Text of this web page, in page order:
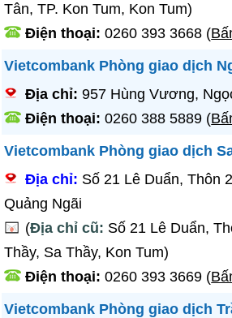
Tân, TP. Kon Tum, Kon Tum)
Điện thoại:0260 393 3668 (
Vietcombank Phòng giao dịch
Địa chỉ:957 Hùng Vương,
Điện thoại:0260 388 5889 (
Vietcombank Phòng giao dịch
Địa chỉ: Số 21 Lê Duẩn, Thôn
Quảng Ngãi
(Địa chỉ cũ: Số 21 Lê Duẩn,
Thầy, Sa Thầy, Kon Tum)
Điện thoại:0260 393 3669 (
Vietcombank Phòng giao dịch